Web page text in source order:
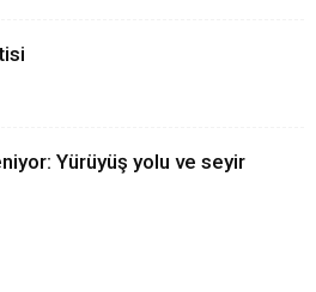
Yürüyüş yolu ve seyir